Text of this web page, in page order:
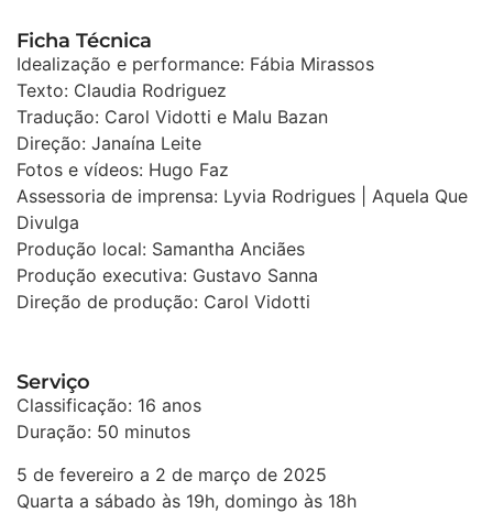
Ficha Técnica
Idealização e performance: Fábia Mirassos
Texto: Claudia Rodriguez
Tradução: Carol Vidotti e Malu Bazan
Direção: Janaína Leite
Fotos e vídeos: Hugo Faz
Assessoria de imprensa: Lyvia Rodrigues | Aquela Que
Divulga
Produção local: Samantha Anciães
Produção executiva: Gustavo Sanna
Direção de produção: Carol Vidotti
Serviço
Classificação: 16 anos
Duração: 50 minutos
5 de fevereiro a 2 de março de 2025
Quarta a sábado às 19h, domingo às 18h